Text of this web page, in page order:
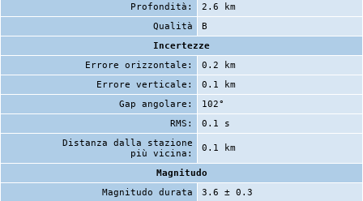
Profondità:
2.6 km
Qualità
B
Incertezze
Errore orizzontale:
0.2 km
Errore verticale:
0.1 km
Gap angolare:
102°
RMS:
0.1 s
Distanza dalla stazione
più vicina:
0.1 km
Magnitudo
Magnitudo durata
3.6 ± 0.3